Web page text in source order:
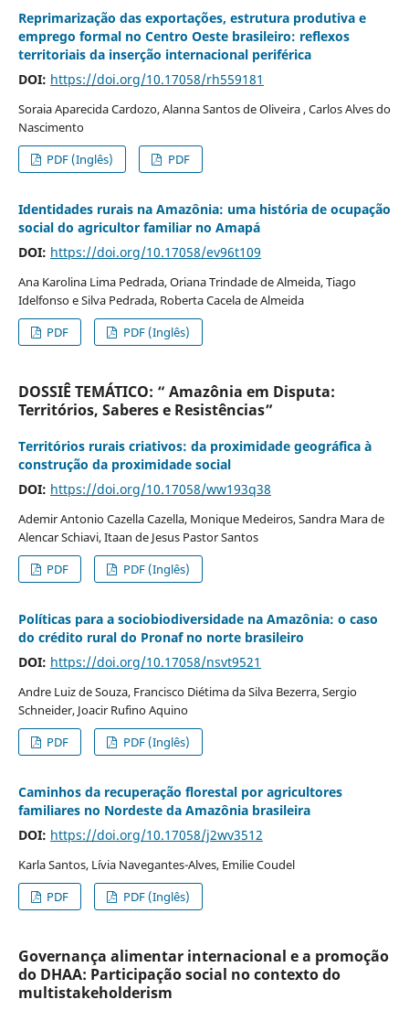
Reprimarização das exportações, estrutura produtiva e
emprego formal no Centro Oeste brasileiro: reflexos
territoriais da inserção internacional periférica
DOI: https://doi.org/10.17058/rh559181
Soraia Aparecida Cardozo, Alanna Santos de Oliveira , Carlos Alves do
Nascimento
PDF (Inglês)
PDF
Identidades rurais na Amazônia: uma história de ocupação
social do agricultor familiar no Amapá
DOI: https://doi.org/10.17058/ev96t109
Ana Karolina Lima Pedrada, Oriana Trindade de Almeida, Tiago
Idelfonso e Silva Pedrada, Roberta Cacela de Almeida
PDF
PDF (Inglês)
DOSSIÊ TEMÁTICO: “ Amazônia em Disputa:
Territórios, Saberes e Resistências”
Territórios rurais criativos: da proximidade geográfica à
construção da proximidade social
DOI: https://doi.org/10.17058/ww193q38
Ademir Antonio Cazella Cazella, Monique Medeiros, Sandra Mara de
Alencar Schiavi, Itaan de Jesus Pastor Santos
PDF
PDF (Inglês)
Políticas para a sociobiodiversidade na Amazônia: o caso
do crédito rural do Pronaf no norte brasileiro
DOI: https://doi.org/10.17058/nsvt9521
Andre Luiz de Souza, Francisco Diétima da Silva Bezerra, Sergio
Schneider, Joacir Rufino Aquino
PDF
PDF (Inglês)
Caminhos da recuperação florestal por agricultores
familiares no Nordeste da Amazônia brasileira
DOI: https://doi.org/10.17058/j2wv3512
Karla Santos, Lívia Navegantes-Alves, Emilie Coudel
PDF
PDF (Inglês)
Governança alimentar internacional e a promoção
do DHAA: Participação social no contexto do
multistakeholderism